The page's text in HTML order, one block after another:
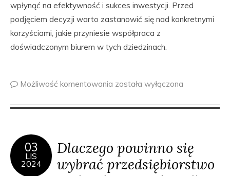
wpłynąć na efektywność i sukces inwestycji. Przed
podjęciem decyzji warto zastanowić się nad konkretnymi
korzyściami, jakie przyniesie współpraca z
doświadczonym biurem w tych dziedzinach.
Możliwość komentowania została wyłączona
03
LIS
2024
Dlaczego powinno się
wybrać przedsiębiorstwo